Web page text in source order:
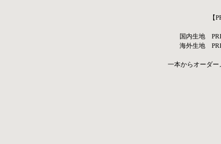
【
国内生地　
海外生地　
一本からオーダ